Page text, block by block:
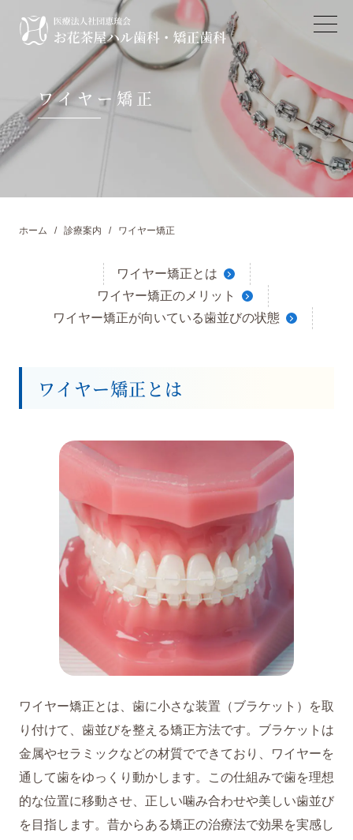
ワイヤー矯正
ホーム 診療案内 ワイヤー矯正
ワイヤー矯正とは
ワイヤー矯正のメリット
ワイヤー矯正が向いている歯並びの状態
ワイヤー矯正とは
ワイヤー矯正とは、歯に小さな装置（ブラケット）を取
り付けて、歯並びを整える矯正方法です。ブラケットは
金属やセラミックなどの材質でできており、ワイヤーを
通して歯をゆっくり動かします。この仕組みで歯を理想
的な位置に移動させ、正しい噛み合わせや美しい歯並び
を目指します。昔からある矯正の治療法で効果を実感し